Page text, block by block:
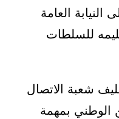
العامة
للسلطات
شعبة الاتصال
الوطني بمهمة